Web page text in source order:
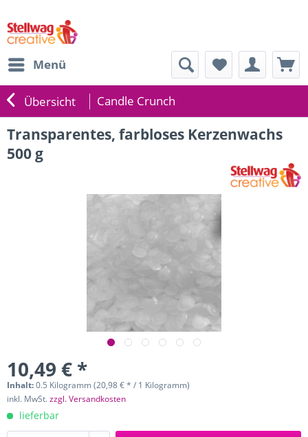
Menü
Übersicht Candle Crunch
Transparentes, farbloses Kerzenwachs
500 g
10,49 € *
Inhalt:0.5 Kilogramm (20,98 € * / 1 Kilogramm)
inkl. MwSt.zzgl. Versandkosten
lieferbar